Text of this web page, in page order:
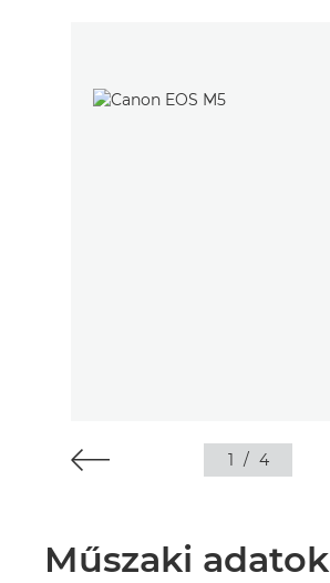
1 / 4
Műszaki adatok